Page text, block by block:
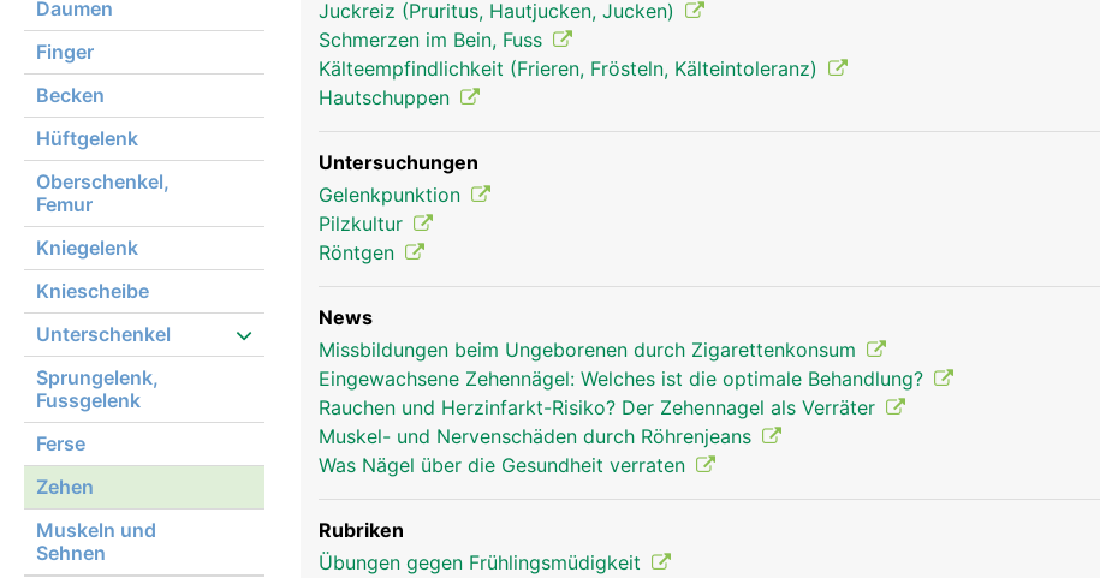
Daumen
Finger
Becken
Hüftgelenk
Oberschenkel,
Femur
Kniegelenk
Kniescheibe
Unterschenkel
Sprungelenk,
Fussgelenk
Ferse
Zehen
Muskeln und
Sehnen
Zehen Frau Zehen Mann
Juckreiz (Pruritus, Hautjucken, Jucken)
Schmerzen im Bein, Fuss
Kälteempfindlichkeit (Frieren, Frösteln, Kälteintoleranz)
Hautschuppen
Untersuchungen
Gelenkpunktion
Pilzkultur
Röntgen
News
Missbildungen beim Ungeborenen durch Zigarettenkonsum
Eingewachsene Zehennägel: Welches ist die optimale Behandlung?
Rauchen und Herzinfarkt-Risiko? Der Zehennagel als Verräter
Muskel- und Nervenschäden durch Röhrenjeans
Was Nägel über die Gesundheit verraten
Rubriken
Übungen gegen Frühlingsmüdigkeit